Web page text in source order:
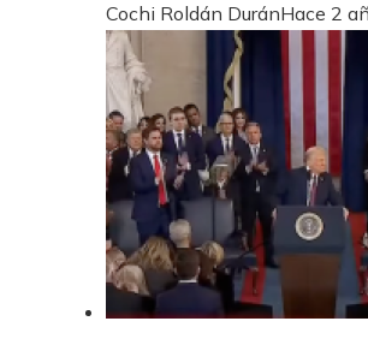
Cochi Roldán DuránHace 2